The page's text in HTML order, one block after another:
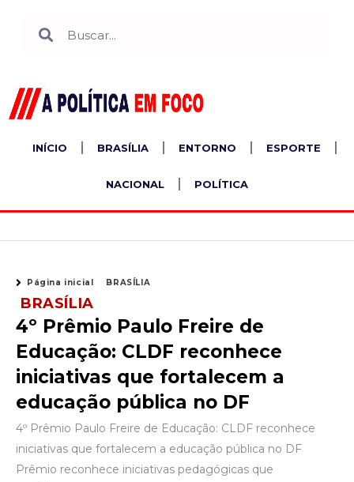
INÍCIO BRASÍLIA ENTORNO ESPORTE
NACIONAL POLÍTICA
Página inicial BRASÍLIA
BRASÍLIA
4º Prêmio Paulo Freire de
Educação: CLDF reconhece
iniciativas que fortalecem a
educação pública no DF
4º Prêmio Paulo Freire de Educação: CLDF reconhece
iniciativas que fortalecem a educação pública no DF
Prêmio reconhece iniciativas pedagógicas que